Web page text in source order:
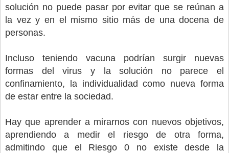
solución no puede pasar por evitar que se reúnan a
la vez y en el mismo sitio más de una docena de
personas.
Incluso teniendo vacuna podrían surgir nuevas
formas del virus y la solución no parece el
confinamiento, la individualidad como nueva forma
de estar entre la sociedad.
Hay que aprender a mirarnos con nuevos objetivos,
aprendiendo a medir el riesgo de otra forma,
admitindo que el Riesgo 0 no existe desde la